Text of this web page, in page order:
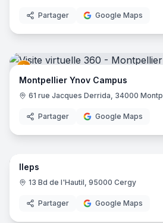
Partager Google Maps
Montpellier Ynov Campus
61 rue Jacques Derrida, 34000
Partager Google Maps
Ileps
13 Bd de l'Hautil, 95000 Cergy
Partager Google Maps